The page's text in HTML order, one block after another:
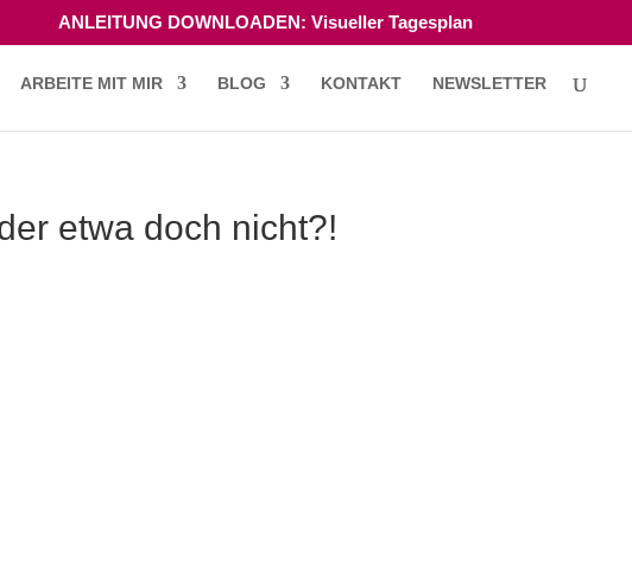
ANLEITUNG DOWNLOADEN: Visueller Tagesplan
ARBEITE MIT MIR BLOG KONTAKT NEWSLETTER
etwa doch nicht?!